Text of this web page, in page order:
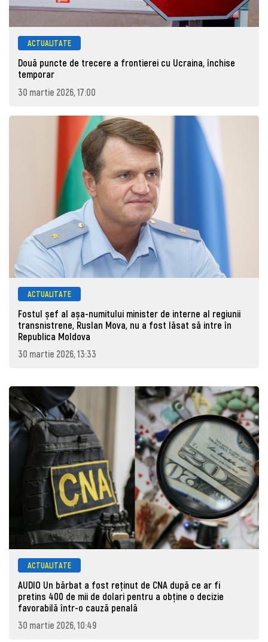
ACTUALITATE
Două puncte de trecere a frontierei cu Ucraina, închise
temporar
30 martie 2026, 17:00
ACTUALITATE
Fostul șef al așa-numitului minister de interne al regiunii
transnistrene, Ruslan Mova, nu a fost lăsat să intre în
Republica Moldova
30 martie 2026, 13:33
ACTUALITATE
AUDIO Un bărbat a fost reținut de CNA după ce ar fi
pretins 400 de mii de dolari pentru a obține o decizie
favorabilă într-o cauză penală
30 martie 2026, 10:49